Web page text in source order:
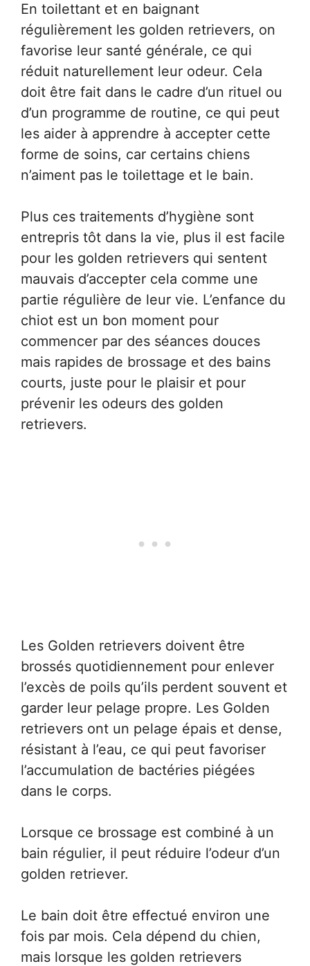
En toilettant et en baignant
régulièrement les golden retrievers, on
favorise leur santé générale, ce qui
réduit naturellement leur odeur. Cela
doit être fait dans le cadre d’un rituel ou
d’un programme de routine, ce qui peut
les aider à apprendre à accepter cette
forme de soins, car certains chiens
n’aiment pas le toilettage et le bain.
Plus ces traitements d’hygiène sont
entrepris tôt dans la vie, plus il est facile
pour les golden retrievers qui sentent
mauvais d’accepter cela comme une
partie régulière de leur vie. L’enfance du
chiot est un bon moment pour
commencer par des séances douces
mais rapides de brossage et des bains
courts, juste pour le plaisir et pour
prévenir les odeurs des golden
retrievers.
Les Golden retrievers doivent être
brossés quotidiennement pour enlever
l’excès de poils qu’ils perdent souvent et
garder leur pelage propre. Les Golden
retrievers ont un pelage épais et dense,
résistant à l’eau, ce qui peut favoriser
l’accumulation de bactéries piégées
dans le corps.
Lorsque ce brossage est combiné à un
bain régulier, il peut réduire l’odeur d’un
golden retriever.
Le bain doit être effectué environ une
fois par mois. Cela dépend du chien,
mais lorsque les golden retrievers